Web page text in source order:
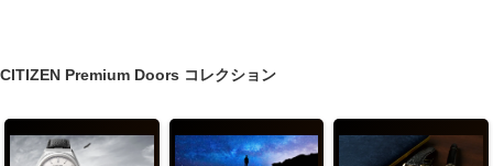
CITIZEN Premium Doors コレクション